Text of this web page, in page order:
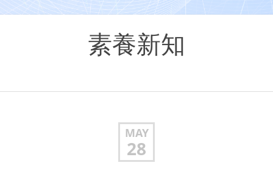
素養新知
MAY
28